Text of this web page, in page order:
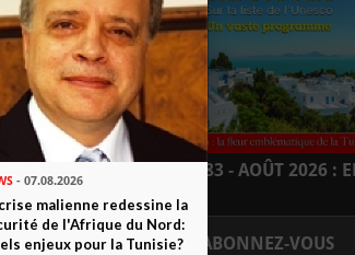
LEADERS N° 183 - AOÛT 2026 :
ABONNEZ-VOUS
- 07.08.2026
malienne redessine la
de l'Afrique du Nord:
enjeux pour la Tunisie?